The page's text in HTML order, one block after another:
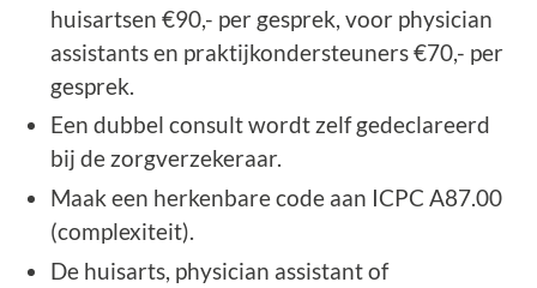
huisartsen €90,- per gesprek, voor physician
assistants en praktijkondersteuners €70,- per
gesprek.
Een dubbel consult wordt zelf gedeclareerd
bij de zorgverzekeraar.
Maak een herkenbare code aan ICPC A87.00
(complexiteit).
De huisarts, physician assistant of